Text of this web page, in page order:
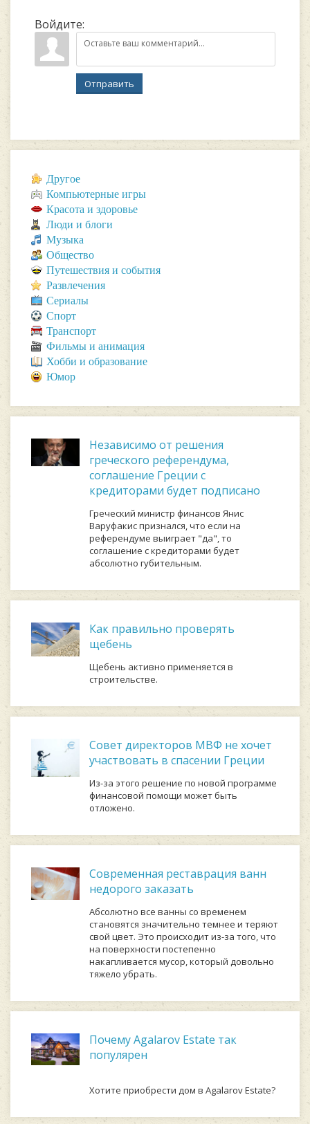
Войдите:
Отправить
Другое
Компьютерные игры
Красота и здоровье
Люди и блоги
Музыка
Общество
Путешествия и события
Развлечения
Сериалы
Спорт
Транспорт
Фильмы и анимация
Хобби и образование
Юмор
Независимо от решения
греческого референдума,
соглашение Греции с
кредиторами будет подписано
Греческий министр финансов Янис
Варуфакис признался, что если на
референдуме выиграет "да", то
соглашение с кредиторами будет
абсолютно губительным.
Как правильно проверять
щебень
Щебень активно применяется в
строительстве.
Совет директоров МВФ не хочет
участвовать в спасении Греции
Из-за этого решение по новой программе
финансовой помощи может быть
отложено.
Современная реставрация ванн
недорого заказать
Абсолютно все ванны со временем
становятся значительно темнее и теряют
свой цвет. Это происходит из-за того, что
на поверхности постепенно
накапливается мусор, который довольно
тяжело убрать.
Почему Agalarov Estate так
популярен
Хотите приобрести дом в Agalarov Estate?